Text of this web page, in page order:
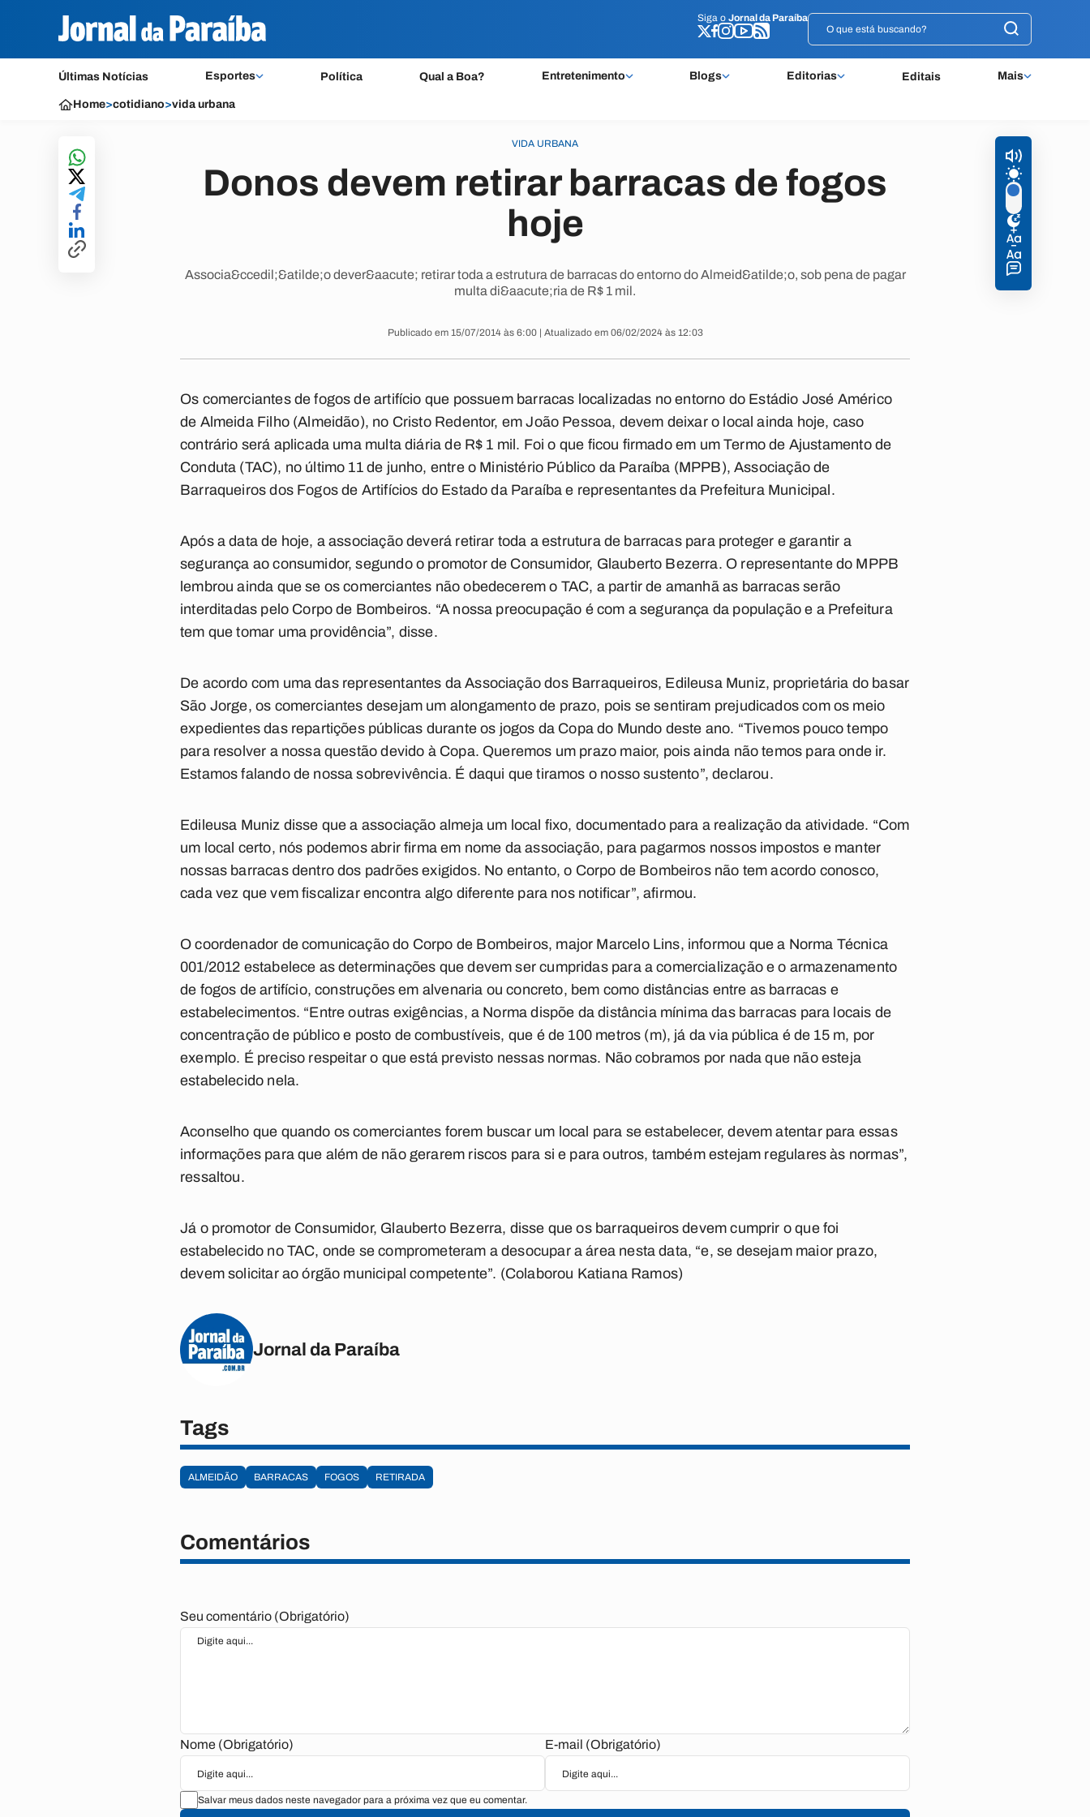
Siga o Jornal da Paraíba
Últimas Notícias Esportes Política Qual a Boa? Entretenimento Blogs Editorias Editais Mais
Siga o Jornal da Paraíba
Home>cotidiano>vida urbana
VIDA URBANA
Donos devem retirar barracas de fogos
hoje
Associa&ccedil;&atilde;o dever&aacute; retirar toda a estrutura de barracas do entorno do Almeid&atilde;o, sob pena de pagar
multa di&aacute;ria de R$ 1 mil.
Publicado em 15/07/2014 às 6:00 | Atualizado em 06/02/2024 às 12:03
Os comerciantes de fogos de artifício que possuem barracas localizadas no entorno do Estádio José Américo
de Almeida Filho (Almeidão), no Cristo Redentor, em João Pessoa, devem deixar o local ainda hoje, caso
contrário será aplicada uma multa diária de R$ 1 mil. Foi o que ficou firmado em um Termo de Ajustamento de
Conduta (TAC), no último 11 de junho, entre o Ministério Público da Paraíba (MPPB), Associação de
Barraqueiros dos Fogos de Artifícios do Estado da Paraíba e representantes da Prefeitura Municipal.
Após a data de hoje, a associação deverá retirar toda a estrutura de barracas para proteger e garantir a
segurança ao consumidor, segundo o promotor de Consumidor, Glauberto Bezerra. O representante do MPPB
lembrou ainda que se os comerciantes não obedecerem o TAC, a partir de amanhã as barracas serão
interditadas pelo Corpo de Bombeiros. “A nossa preocupação é com a segurança da população e a Prefeitura
tem que tomar uma providência”, disse.
De acordo com uma das representantes da Associação dos Barraqueiros, Edileusa Muniz, proprietária do basar
São Jorge, os comerciantes desejam um alongamento de prazo, pois se sentiram prejudicados com os meio
expedientes das repartições públicas durante os jogos da Copa do Mundo deste ano. “Tivemos pouco tempo
para resolver a nossa questão devido à Copa. Queremos um prazo maior, pois ainda não temos para onde ir.
Estamos falando de nossa sobrevivência. É daqui que tiramos o nosso sustento”, declarou.
Edileusa Muniz disse que a associação almeja um local fixo, documentado para a realização da atividade. “Com
um local certo, nós podemos abrir firma em nome da associação, para pagarmos nossos impostos e manter
nossas barracas dentro dos padrões exigidos. No entanto, o Corpo de Bombeiros não tem acordo conosco,
cada vez que vem fiscalizar encontra algo diferente para nos notificar”, afirmou.
O coordenador de comunicação do Corpo de Bombeiros, major Marcelo Lins, informou que a Norma Técnica
001/2012 estabelece as determinações que devem ser cumpridas para a comercialização e o armazenamento
de fogos de artifício, construções em alvenaria ou concreto, bem como distâncias entre as barracas e
estabelecimentos. “Entre outras exigências, a Norma dispõe da distância mínima das barracas para locais de
concentração de público e posto de combustíveis, que é de 100 metros (m), já da via pública é de 15 m, por
exemplo. É preciso respeitar o que está previsto nessas normas. Não cobramos por nada que não esteja
estabelecido nela.
Aconselho que quando os comerciantes forem buscar um local para se estabelecer, devem atentar para essas
informações para que além de não gerarem riscos para si e para outros, também estejam regulares às normas”,
ressaltou.
Já o promotor de Consumidor, Glauberto Bezerra, disse que os barraqueiros devem cumprir o que foi
estabelecido no TAC, onde se comprometeram a desocupar a área nesta data, “e, se desejam maior prazo,
devem solicitar ao órgão municipal competente”. (Colaborou Katiana Ramos)
Jornal da Paraíba
Tags
ALMEIDÃO BARRACAS FOGOS RETIRADA
Comentários
Seu comentário (Obrigatório)
Nome (Obrigatório) E-mail (Obrigatório)
Salvar meus dados neste navegador para a próxima vez que eu comentar.